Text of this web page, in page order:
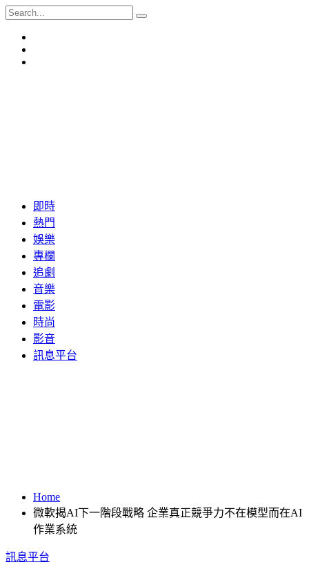
即時
熱門
娛樂
專欄
追劇
音樂
電影
時尚
影音
訊息平台
Home
微軟揭AI下一階段戰略 企業真正競爭力不在模型而在AI
作業系統
訊息平台